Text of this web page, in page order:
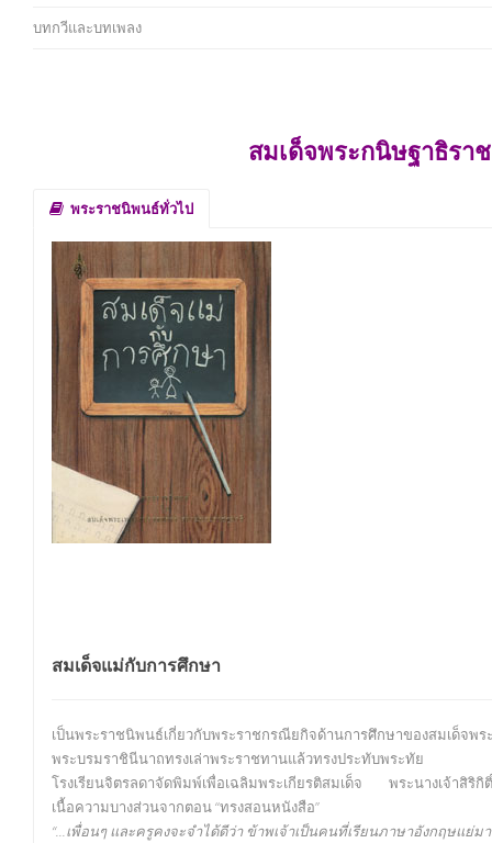
บทกวีและบทเพลง
สมเด็จพระกนิษฐาธิรา
พระราชนิพนธ์ทั่วไป
สมเด็จแม่กับการศึกษา
เป็นพระราชนิพนธ์เกี่ยวกับพระราชกรณียกิจด้านการศึกษาของสมเด็จพ
พระบรมราชินีนาถทรงเล่าพระราชทานแล้วทรงประทับพระทัย
โรงเรียนจิตรลดาจัดพิมพ์เพื่อเฉลิมพระเกียรติสมเด็จ พระนางเจ้าสิริกิ
เนื้อความบางส่วนจากตอน “ทรงสอนหนังสือ”
“...เพื่อนๆ และครูคงจะจำได้ดีว่า ข้าพเจ้าเป็นคนที่เรียนภาษาอังกฤษแ